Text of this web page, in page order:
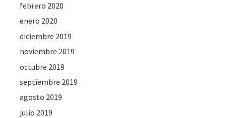
febrero 2020
enero 2020
diciembre 2019
noviembre 2019
octubre 2019
septiembre 2019
agosto 2019
julio 2019